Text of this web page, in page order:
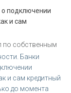
о подключении
и сам
по собственным
Банки
и сам кредитный
до момента